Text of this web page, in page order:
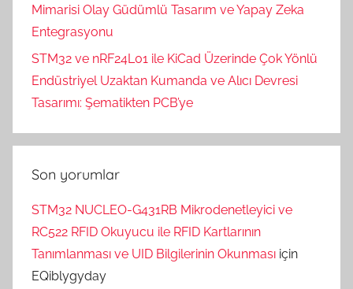
Mimarisi Olay Güdümlü Tasarım ve Yapay Zeka
Entegrasyonu
STM32 ve nRF24L01 ile KiCad Üzerinde Çok Yönlü
Endüstriyel Uzaktan Kumanda ve Alıcı Devresi
Tasarımı: Şematikten PCB’ye
Son yorumlar
STM32 NUCLEO-G431RB Mikrodenetleyici ve
RC522 RFID Okuyucu ile RFID Kartlarının
Tanımlanması ve UID Bilgilerinin Okunması için
EQiblygyday